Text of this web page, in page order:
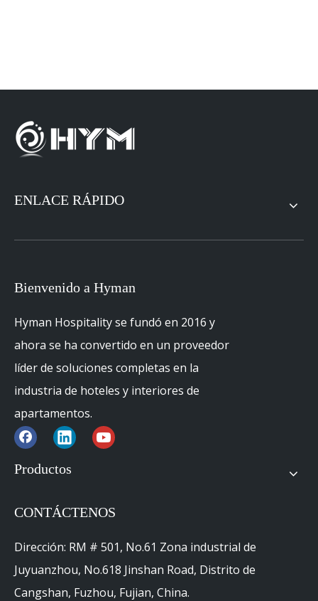
ENLACE RÁPIDO
Bienvenido a Hyman
Hyman Hospitality se fundó en 2016 y
ahora se ha convertido en un proveedor
líder de soluciones completas en la
industria de hoteles y interiores de
apartamentos.
Productos
CONTÁCTENOS
Dirección: RM # 501, No.61 Zona industrial de
Juyuanzhou, No.618 Jinshan Road, Distrito de
Cangshan, Fuzhou, Fujian, China.